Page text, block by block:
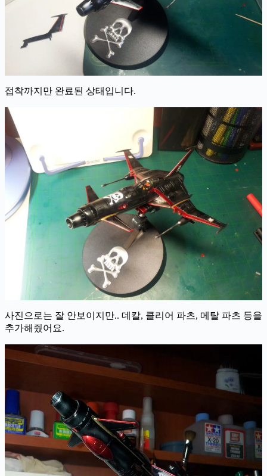
접착까지만 완료된 상태입니다.
사진으로는 잘 안보이지만.. 데칼, 클리어 파츠, 메탈 파츠 등을
추가해줬어요.